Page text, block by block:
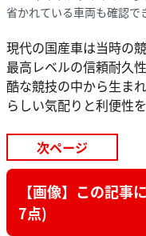
省かれている車両も確認で
現代の国産車は当時の
最高レベルの信頼耐久
酷な競技の中から生ま
らしい気配りと利便性
次ページ
【画像】この記事
7点)